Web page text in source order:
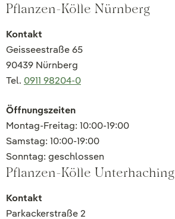
Pflanzen-Kölle Nürnberg
Kontakt
Geisseestraße 65
90439 Nürnberg
Tel. 0911 98204-0
Öffnungszeiten
Montag-Freitag: 10:00-19:00
Samstag: 10:00-19:00
Sonntag: geschlossen
Pflanzen-Kölle Unterhaching
Kontakt
Parkackerstraße 2